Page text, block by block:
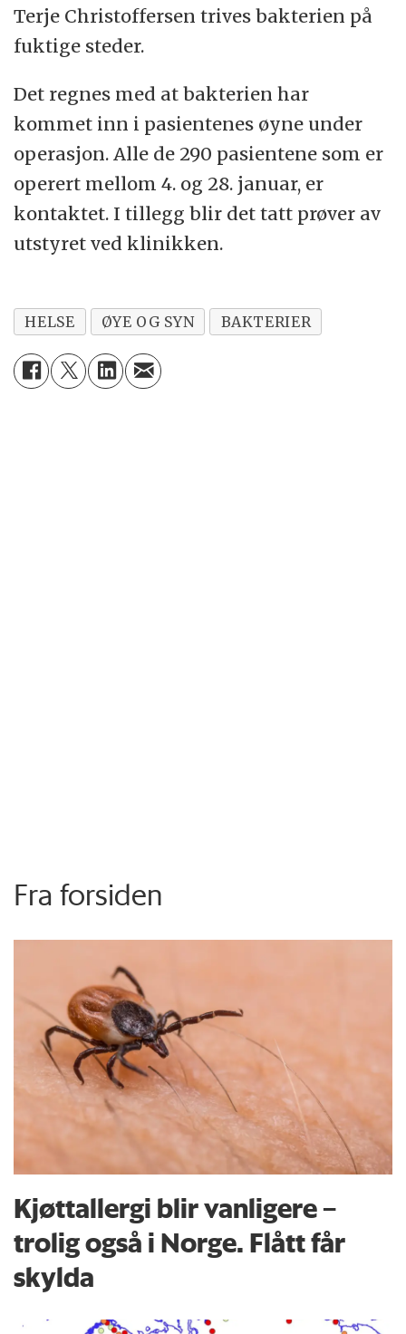
Terje Christoffersen trives bakterien på
fuktige steder.
Det regnes med at bakterien har
kommet inn i pasientenes øyne under
operasjon. Alle de 290 pasientene som er
operert mellom 4. og 28. januar, er
kontaktet. I tillegg blir det tatt prøver av
utstyret ved klinikken.
HELSE ØYE OG SYN BAKTERIER
Fra forsiden
Kjøttallergi blir vanligere –
trolig også i Norge. Flått får
skylda